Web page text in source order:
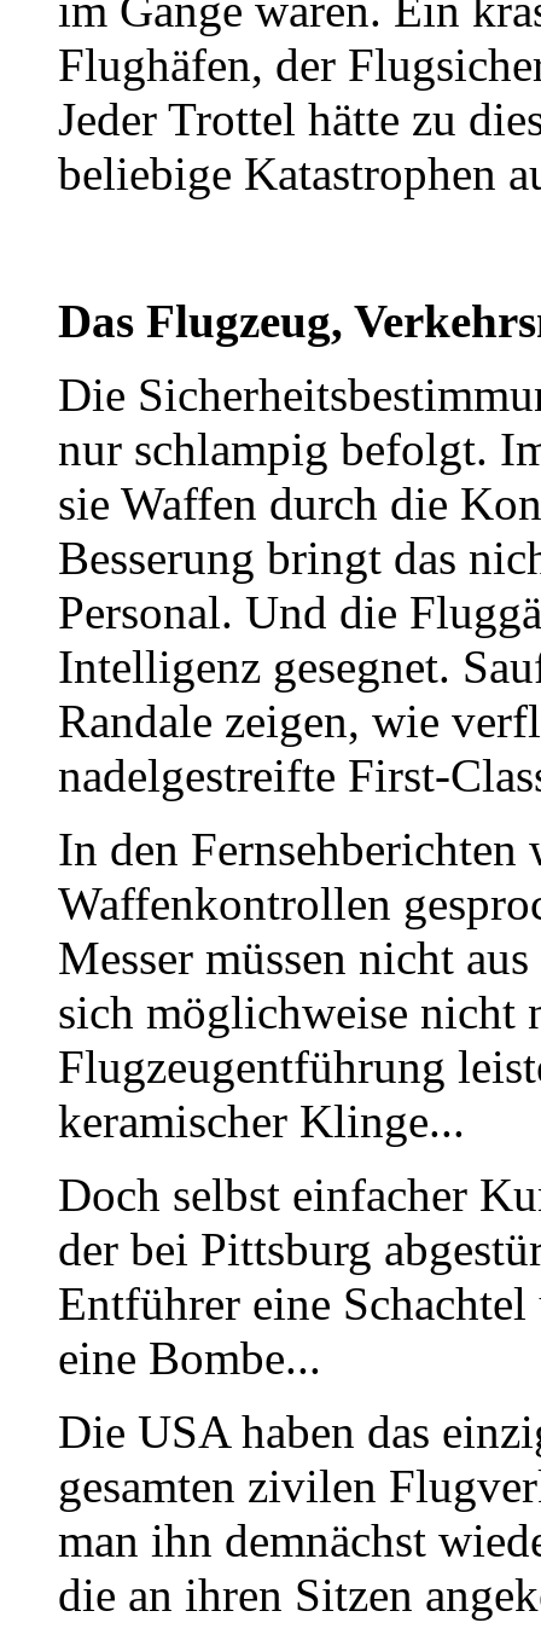
Flughäfen, der
Jeder Trottel hätte zu
beliebige Katastrophen
Das Flugzeug,
Die
nur schlampig befolgt.
sie Waffen durch die
Besserung bringt das
Personal. Und die
Intelligenz gesegnet.
Randale zeigen, wie
nadelgestreifte First-
In den Fernsehberichten
Waffenkontrollen
Messer müssen nicht
sich möglichweise nicht
Flugzeugentführung
keramischer Klinge...
Doch selbst einfacher
der bei Pittsburg
Entführer eine
eine Bombe...
Die USA haben das
gesamten zivilen
man ihn demnächst
die an ihren Sitzen